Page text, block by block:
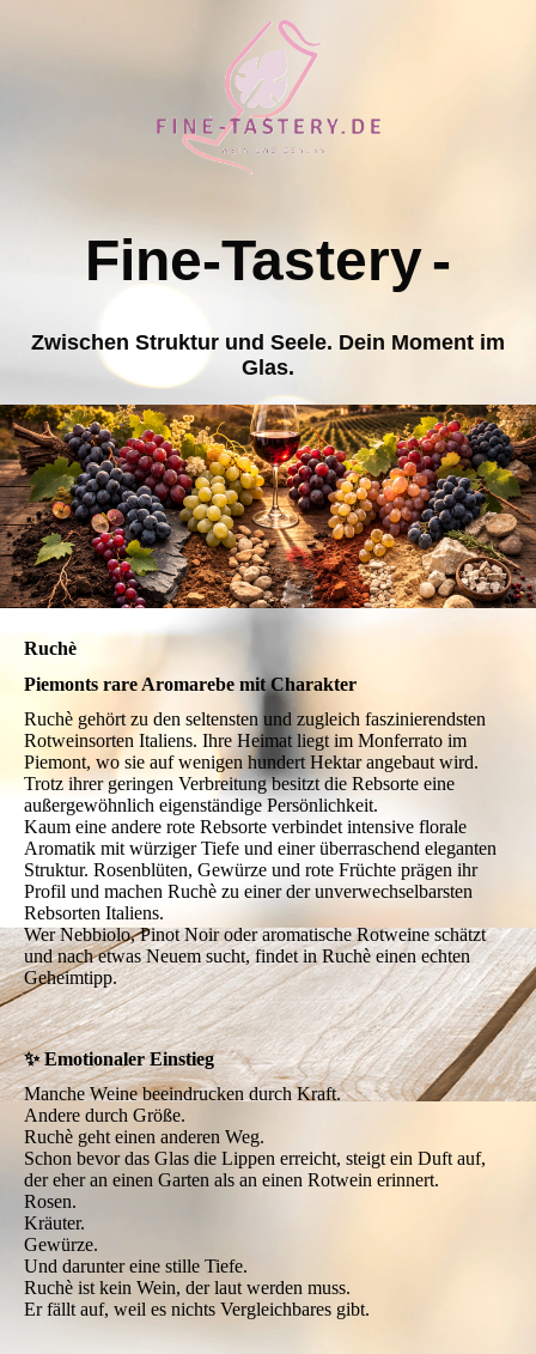
Fine-Tastery-
Zwischen Struktur und Seele. Dein Moment im
Glas.
Ruchè
Piemonts rare Aromarebe mit Charakter
Ruchè gehört zu den seltensten und zugleich faszinierendsten
Rotweinsorten Italiens. Ihre Heimat liegt im Monferrato im
Piemont, wo sie auf wenigen hundert Hektar angebaut wird.
Trotz ihrer geringen Verbreitung besitzt die Rebsorte eine
außergewöhnlich eigenständige Persönlichkeit.
Kaum eine andere rote Rebsorte verbindet intensive florale
Aromatik mit würziger Tiefe und einer überraschend eleganten
Struktur. Rosenblüten, Gewürze und rote Früchte prägen ihr
Profil und machen Ruchè zu einer der unverwechselbarsten
Rebsorten Italiens.
Wer Nebbiolo, Pinot Noir oder aromatische Rotweine schätzt
und nach etwas Neuem sucht, findet in Ruchè einen echten
Geheimtipp.
✨ Emotionaler Einstieg
Manche Weine beeindrucken durch Kraft.
Andere durch Größe.
Ruchè geht einen anderen Weg.
Schon bevor das Glas die Lippen erreicht, steigt ein Duft auf,
der eher an einen Garten als an einen Rotwein erinnert.
Rosen.
Kräuter.
Gewürze.
Und darunter eine stille Tiefe.
Ruchè ist kein Wein, der laut werden muss.
Er fällt auf, weil es nichts Vergleichbares gibt.